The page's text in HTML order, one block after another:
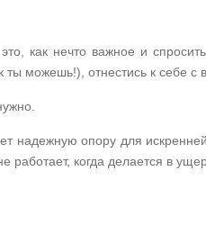
как нечто важное и
ты можешь!), отнестись к себе
надежную опору для
когда делается в